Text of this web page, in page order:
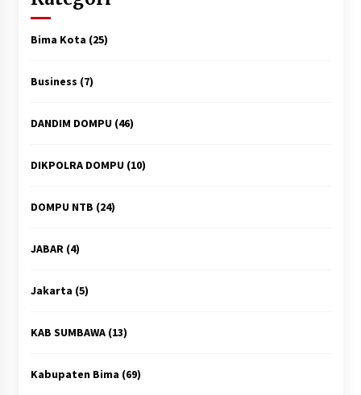
Bima Kota (25)
Business (7)
DANDIM DOMPU(46)
DIKPOLRA DOMPU(10)
DOMPU NTB (24)
JABAR(4)
Jakarta (5)
KAB SUMBAWA(13)
Kabupaten Bima (69)